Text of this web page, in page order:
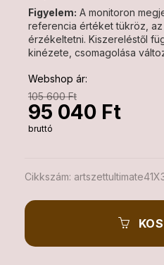
Figyelem: A monitoron
referencia értéket tükröz,
érzékeltetni. Kiszereléstől
kinézete, csomagolása
Webshop ár:
105 600 Ft
95 040 Ft
bruttó
Cikkszám: